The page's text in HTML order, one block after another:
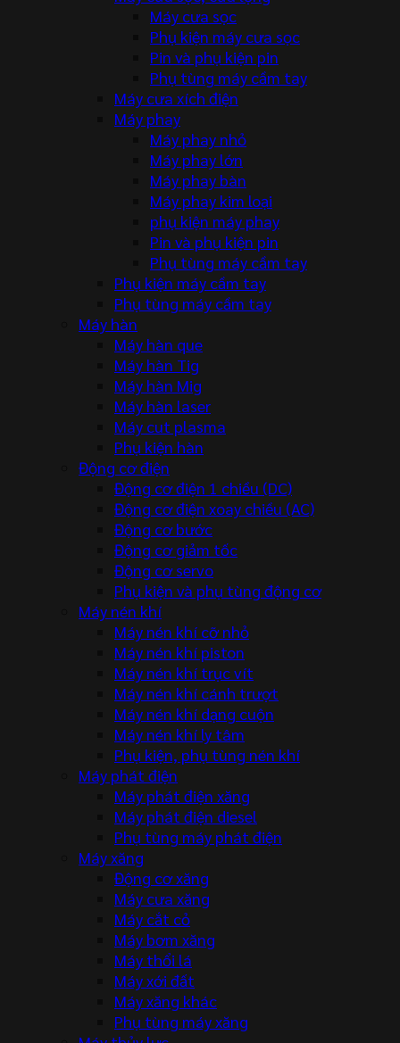
Máy cưa sọc
Phụ kiện máy cưa sọc
Pin và phụ kiện pin
Phụ tùng máy cầm tay
Máy cưa xích điện
Máy phay
Máy phay nhỏ
Máy phay lớn
Máy phay bàn
Máy phay kim loại
phụ kiện máy phay
Pin và phụ kiện pin
Phụ tùng máy cầm tay
Phụ kiện máy cầm tay
Phụ tùng máy cầm tay
Máy hàn
Máy hàn que
Máy hàn Tig
Máy hàn Mig
Máy hàn laser
Máy cut plasma
Phụ kiện hàn
Động cơ điện
Động cơ điện 1 chiều (DC)
Động cơ điện xoay chiều (AC)
Động cơ bước
Động cơ giảm tốc
Động cơ servo
Phụ kiện và phụ tùng động cơ
Máy nén khí
Máy nén khí cỡ nhỏ
Máy nén khí piston
Máy nén khí trục vít
Máy nén khí cánh trượt
Máy nén khí dạng cuộn
Máy nén khí ly tâm
Phụ kiện, phụ tùng nén khí
Máy phát điện
Máy phát điện xăng
Máy phát điện diesel
Phụ tùng máy phát điện
Máy xăng
Động cơ xăng
Máy cưa xăng
Máy cắt cỏ
Máy bơm xăng
Máy thổi lá
Máy xới đất
Máy xăng khác
Phụ tùng máy xăng